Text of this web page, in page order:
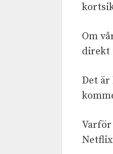
Om
direkt
Det
Varför